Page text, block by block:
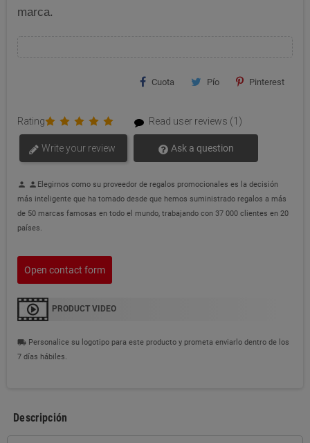
marca.
Cuota Pío Pinterest
Rating Read user reviews (1)
Write your review Ask a question
person personElegirnos como su proveedor de regalos promocionales es la decisión
más inteligente que ha tomado desde que hemos suministrado regalos a más
de 50 marcas famosas en todo el mundo, trabajando con 37 000 clientes en 20
países.
Open contact form
PRODUCT VIDEO
local_shipping Personalice su logotipo para este producto y prometa enviarlo dentro de los
7 días hábiles.
Descripción